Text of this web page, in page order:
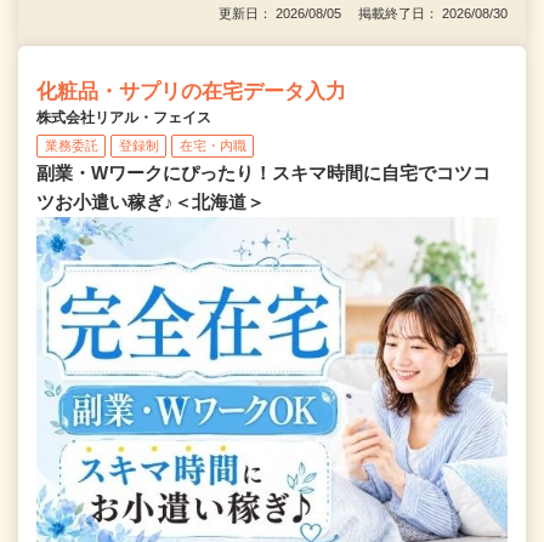
更新日： 2026/08/05 掲載終了日： 2026/08/30
化粧品・サプリの在宅データ入力
株式会社リアル・フェイス
業務委託 登録制 在宅・内職
副業・Wワークにぴったり！スキマ時間に自宅でコツコ
ツお小遣い稼ぎ♪＜北海道＞